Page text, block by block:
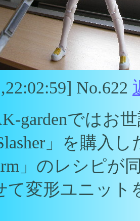
No.622
gardenではお
」を購入
」のレシピ
て変形ユニット